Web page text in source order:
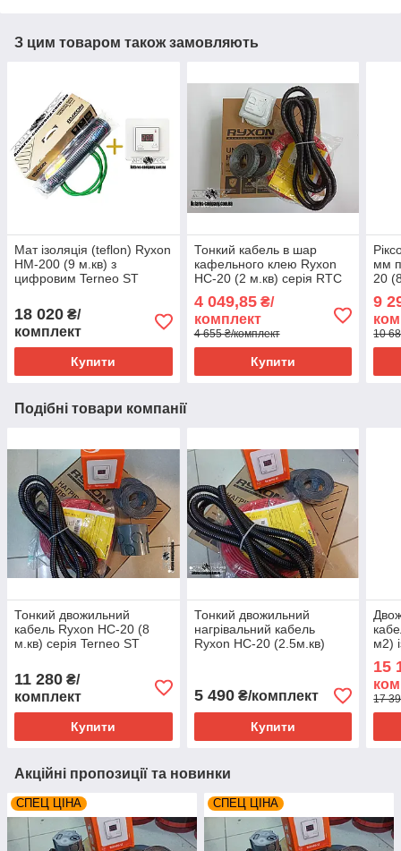
З цим товаром також замовляють
Мат ізоляція (teflon) Ryxon
HM-200 (9 м.кв) з
цифровим Terneo ST
18 020 ₴/
комплект
Купити
Тонкий кабель в шар
кафельного клею Ryxon
HC-20 (2 м.кв) серія RTC
4 049,85₴/
комплект
4 655 ₴/комплект
Купити
мм
20
9
10
Подібні товари компанії
Тонкий двожильний
кабель Ryxon HC-20 (8
м.кв) серія Terneo ST
11 280 ₴/
комплект
Купити
Тонкий двожильний
нагрівальний кабель
Ryxon HC-20 (2.5м.кв)
5 490₴/комплект
Купити
м2)
15
17
Акційні пропозиції та новинки
СПЕЦ ЦІНА СПЕЦ ЦІНА